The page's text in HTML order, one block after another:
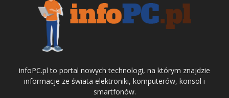
infoPC.pl to portal nowych technologi, na którym znajdzie
informacje ze świata elektroniki, komputerów, konsol i
smartfonów.